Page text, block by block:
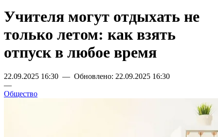
Учителя могут отдыхать не
только летом: как взять
отпуск в любое время
22.09.2025 16:30 — Обновлено: 22.09.2025 16:30
—
Общество